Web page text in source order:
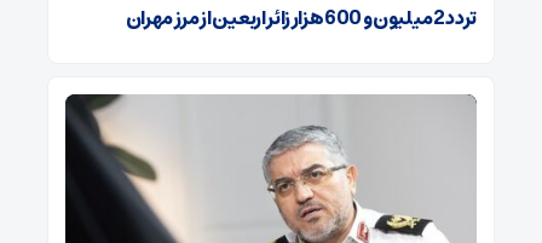
تردد 2 میلیون و 600 هزار زائر اربعین از مرز مهران‌‌